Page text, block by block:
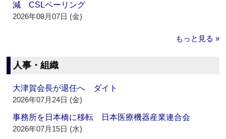
減 CSLベーリング
2026年08月07日 (金)
もっと見る »
人事・組織
大津賀会長が退任へ ダイト
2026年07月24日 (金)
事務所を日本橋に移転 日本医療機器産業連合会
2026年07月15日 (水)